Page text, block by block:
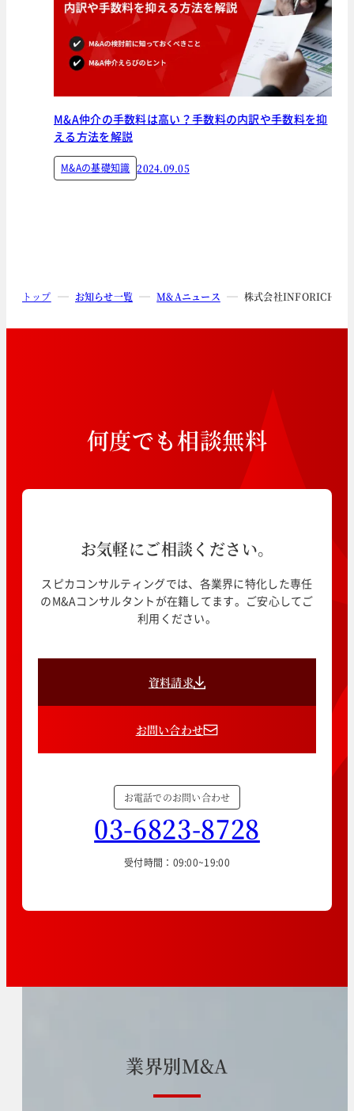
M&A仲介の手数料は高い？手数料の内訳や手数料を抑
える方法を解説
M&Aの基礎知識 2024.09.05
トップ お知らせ一覧 M&Aニュース 株式会社INFORICHに
何度でも相談無料
お気軽にご相談ください。
スピカコンサルティングでは、各業界に特化した専任
のM&Aコンサルタントが在籍してます。ご安心してご
利用ください。
資料請求
お問い合わせ
お電話でのお問い合わせ
03-6823-8728
受付時間：09:00~19:00
業界別M&A